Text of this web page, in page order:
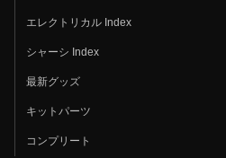
エレクトリカル Index
シャーシ Index
最新グッズ
キットパーツ
コンプリート